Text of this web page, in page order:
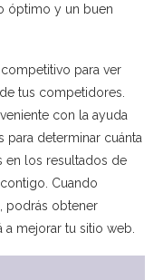
óptimo y un buen
para ver
tus competidores.
con la ayuda
para determinar cuánta
en los resultados de
Cuando
podrás obtener
mejorar tu sitio web.